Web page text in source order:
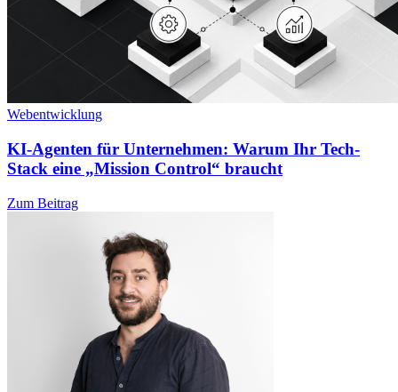
Webentwicklung
KI-Agenten für Unternehmen: Warum Ihr Tech-
Stack eine „Mission Control“ braucht
Zum Beitrag